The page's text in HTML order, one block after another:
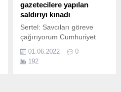
gazetecilere yapılan
saldırıyı kınadı
Sertel: Savcıları göreve
çağırıyorum Cumhuriyet
Milletvekili Atila Sertel, gezi
eylemlerinin 9’ncu yılında
01.06.2022
0
192